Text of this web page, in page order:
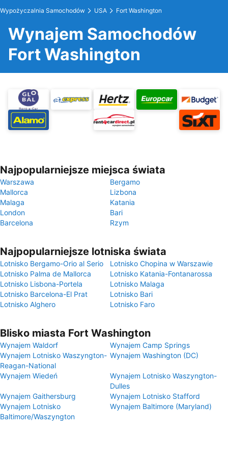
Wypożyczalnia Samochodów USA Fort Washington
Wynajem Samochodów
Fort Washington
Najpopularniejsze miejsca świata
Warszawa
Bergamo
Mallorca
Lizbona
Malaga
Katania
London
Bari
Barcelona
Rzym
Najpopularniejsze lotniska świata
Lotnisko Bergamo-Orio al Serio
Lotnisko Chopina w Warszawie
Lotnisko Palma de Mallorca
Lotnisko Katania-Fontanarossa
Lotnisko Lisbona-Portela
Lotnisko Malaga
Lotnisko Barcelona-El Prat
Lotnisko Bari
Lotnisko Alghero
Lotnisko Faro
Blisko miasta Fort Washington
Wynajem Waldorf
Wynajem Camp Springs
Wynajem Lotnisko Waszyngton-
Reagan-National
Wynajem Washington (DC)
Wynajem Wiedeń
Wynajem Lotnisko Waszyngton-
Dulles
Wynajem Gaithersburg
Wynajem Lotnisko Stafford
Wynajem Lotnisko
Baltimore/Waszyngton
Wynajem Baltimore (Maryland)